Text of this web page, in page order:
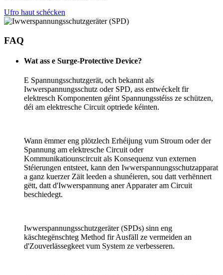
Ufro haut schécken
FAQ
Wat ass e Surge-Protective Device?
E Spannungsschutzgerät, och bekannt als
Iwwerspannungsschutz oder SPD, ass entwéckelt fir
elektresch Komponenten géint Spannungsstéiss ze schützen,
déi am elektresche Circuit optriede kéinten.
Wann ëmmer eng plötzlech Erhéijung vum Stroum oder der
Spannung am elektresche Circuit oder
Kommunikatiounscircuit als Konsequenz vun externen
Stéierungen entsteet, kann den Iwwerspannungsschutzapparat
a ganz kuerzer Zäit leeden a shunéieren, sou datt verhënnert
gëtt, datt d'Iwwerspannung aner Apparater am Circuit
beschiedegt.
Iwwerspannungsschutzgeräter (SPDs) sinn eng
käschtegënschteg Method fir Ausfäll ze vermeiden an
d'Zouverlässegkeet vum System ze verbesseren.